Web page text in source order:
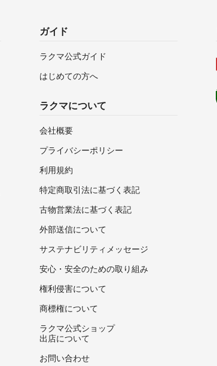
ガイド
ラクマ公式ガイド
はじめての方へ
ラクマについて
会社概要
プライバシーポリシー
利用規約
特定商取引法に基づく表記
古物営業法に基づく表記
外部送信について
サステナビリティメッセージ
安心・安全のための取り組み
権利侵害について
商標権について
ラクマ公式ショップ
出店について
お問い合わせ